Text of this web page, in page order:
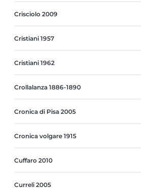
Crisciolo 2009
Cristiani 1957
Cristiani 1962
Crollalanza 1886-1890
Cronica di Pisa 2005
Cronica volgare 1915
Cuffaro 2010
Curreli 2005